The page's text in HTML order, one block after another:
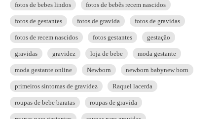
fotos de bebes lindos fotos de bebês recem nascidos
fotos de gestantes fotos de gravida fotos de gravidas
fotos de recem nascidos fotos gestantes gestação
gravidas gravidez loja de bebe moda gestante
moda gestante online Newborn newborn babynew born
primeiros sintomas de gravidez Raquel lacerda
roupas de bebe baratas roupas de gravida